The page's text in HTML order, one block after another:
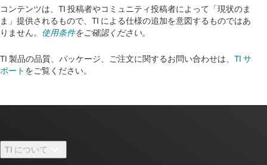
コンテンツは、TI 投稿者やコミュニティ投稿者によって「現状のま
ま」提供されるもので、TI による仕様の追加を意図するものではあ
りません。 使用条件をご確認ください。
TI 製品の品質、パッケージ、ご注文に関するお問い合わせは、 TI サ
ポート をご覧ください。​​​​​​​​​​​​​​
TI について